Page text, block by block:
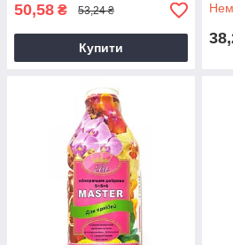
50,58 ₴ 53,24 ₴
Купити